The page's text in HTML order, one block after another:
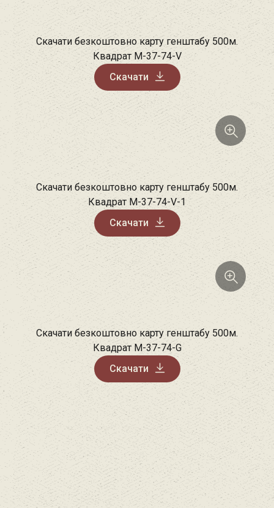
Скачати безкоштовно карту генштабу 500м.
Квадрат M-37-74-V
Скачати
Скачати безкоштовно карту генштабу 500м.
Квадрат M-37-74-V-1
Скачати
Скачати безкоштовно карту генштабу 500м.
Квадрат M-37-74-G
Скачати